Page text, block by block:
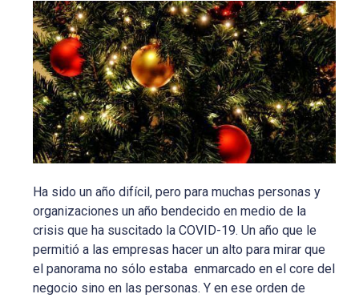
Ha sido un año difícil, pero para muchas personas y
organizaciones un año bendecido en medio de la
crisis que ha suscitado la COVID-19. Un año que le
permitió a las empresas hacer un alto para mirar que
el panorama no sólo estaba enmarcado en el core del
negocio sino en las personas. Y en ese orden de